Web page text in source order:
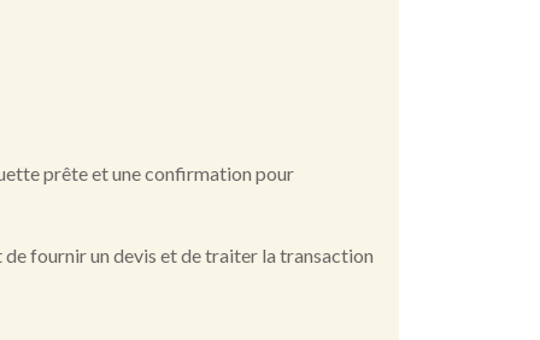
prête et une confirmation pour
de fournir un devis et de traiter la transaction